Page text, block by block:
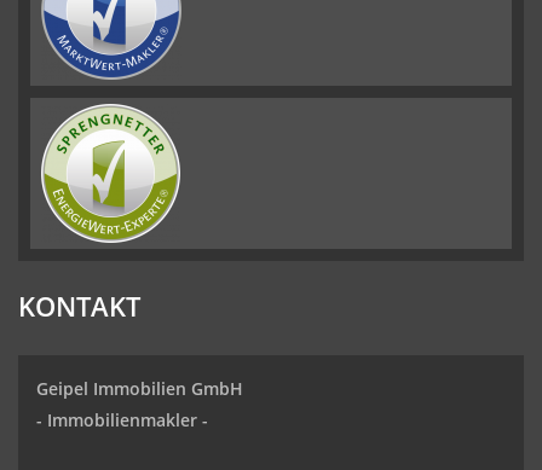
KONTAKT
Geipel Immobilien GmbH
- Immobilienmakler -